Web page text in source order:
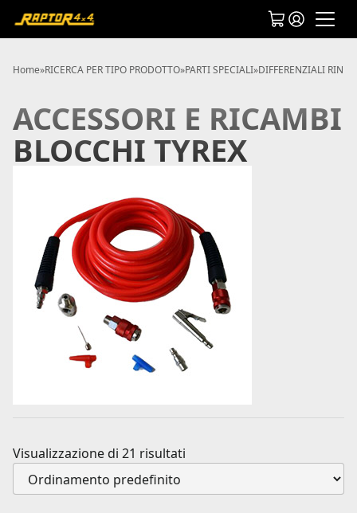
Home»RICERCA PER TIPO PRODOTTO»PARTI SPECIALI»DIFFERENZIALI
ACCESSORI E RICAMBI
BLOCCHI TYREX
Visualizzazione di 21 risultati